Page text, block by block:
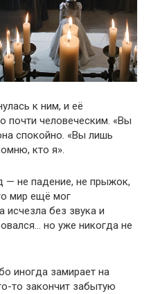
к ним, и её
почти человеческим. «Вы
спокойно. «Вы лишь
кто я».
— не падение, не прыжок,
мир ещё мог
исчезла без звука и
но уже никогда не
иногда замирает на
то закончит забытую